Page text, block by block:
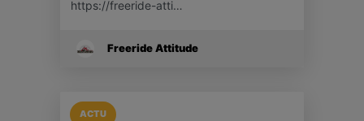
https://freeride-atti…
Freeride Attitude
ACTU